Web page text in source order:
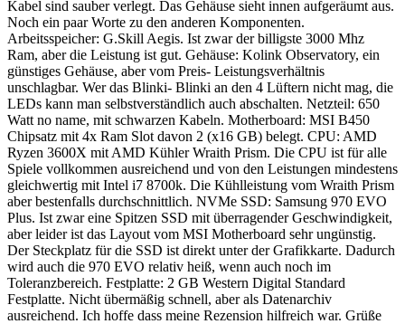
Kabel sind sauber verlegt. Das Gehäuse sieht innen aufgeräumt aus.
Noch ein paar Worte zu den anderen Komponenten.
Arbeitsspeicher: G.Skill Aegis. Ist zwar der billigste 3000 Mhz
Ram, aber die Leistung ist gut. Gehäuse: Kolink Observatory, ein
günstiges Gehäuse, aber vom Preis- Leistungsverhältnis
unschlagbar. Wer das Blinki- Blinki an den 4 Lüftern nicht mag, die
LEDs kann man selbstverständlich auch abschalten. Netzteil: 650
Watt no name, mit schwarzen Kabeln. Motherboard: MSI B450
Chipsatz mit 4x Ram Slot davon 2 (x16 GB) belegt. CPU: AMD
Ryzen 3600X mit AMD Kühler Wraith Prism. Die CPU ist für alle
Spiele vollkommen ausreichend und von den Leistungen mindestens
gleichwertig mit Intel i7 8700k. Die Kühlleistung vom Wraith Prism
aber bestenfalls durchschnittlich. NVMe SSD: Samsung 970 EVO
Plus. Ist zwar eine Spitzen SSD mit überragender Geschwindigkeit,
aber leider ist das Layout vom MSI Motherboard sehr ungünstig.
Der Steckplatz für die SSD ist direkt unter der Grafikkarte. Dadurch
wird auch die 970 EVO relativ heiß, wenn auch noch im
Toleranzbereich. Festplatte: 2 GB Western Digital Standard
Festplatte. Nicht übermäßig schnell, aber als Datenarchiv
ausreichend. Ich hoffe dass meine Rezension hilfreich war. Grüße